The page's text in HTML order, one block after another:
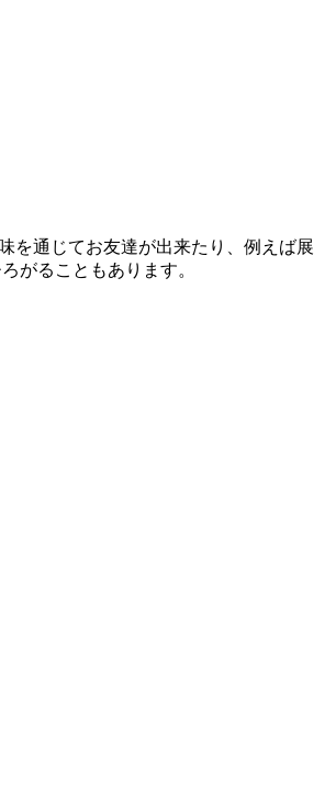
を通じてお友達が出来たり、例えば展
がることもあります。